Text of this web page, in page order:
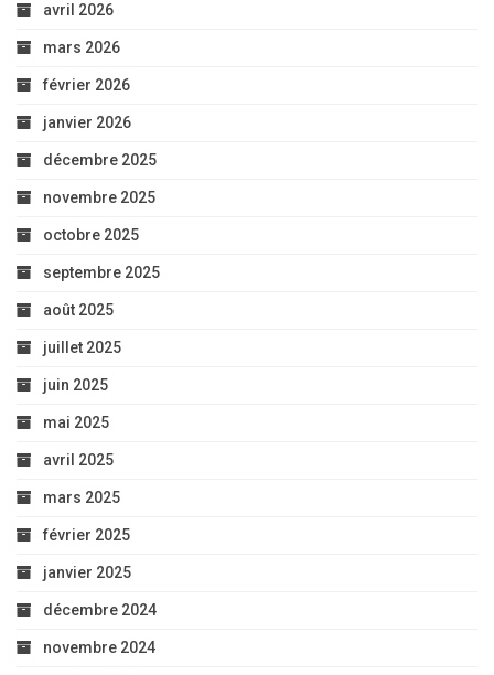
avril 2026
mars 2026
février 2026
janvier 2026
décembre 2025
novembre 2025
octobre 2025
septembre 2025
août 2025
juillet 2025
juin 2025
mai 2025
avril 2025
mars 2025
février 2025
janvier 2025
décembre 2024
novembre 2024